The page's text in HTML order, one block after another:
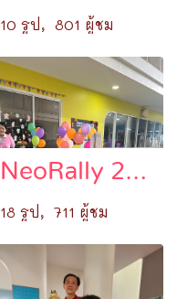
10 รูป, 801 ผู้ชม
NeoRally 2024
18 รูป, 711 ผู้ชม